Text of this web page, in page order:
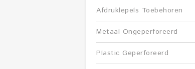
Afdruklepels Toebehoren
Metaal Ongeperforeerd
Plastic Geperforeerd